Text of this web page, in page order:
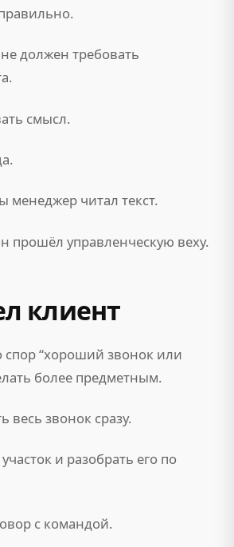
должен требовать
смысл.
читал текст.
прошёл управленческую веху.
клиент
спор “хороший звонок или
более предметным.
весь звонок сразу.
и разобрать его по
с командой.